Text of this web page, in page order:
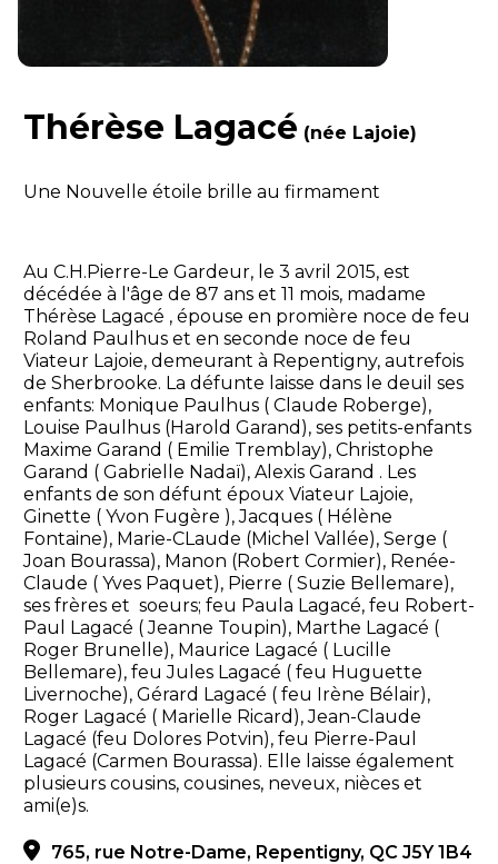
Thérèse Lagacé (née Lajoie)
Une Nouvelle étoile brille au firmament
Au C.H.Pierre-Le Gardeur, le 3 avril 2015, est
décédée à l'âge de 87 ans et 11 mois, madame
Thérèse Lagacé , épouse en promière noce de feu
Roland Paulhus et en seconde noce de feu
Viateur Lajoie, demeurant à Repentigny, autrefois
de Sherbrooke. La défunte laisse dans le deuil ses
enfants: Monique Paulhus ( Claude Roberge),
Louise Paulhus (Harold Garand), ses petits-enfants
Maxime Garand ( Emilie Tremblay), Christophe
Garand ( Gabrielle Nadaï), Alexis Garand . Les
enfants de son défunt époux Viateur Lajoie,
Ginette ( Yvon Fugère ), Jacques ( Hélène
Fontaine), Marie-CLaude (Michel Vallée), Serge (
Joan Bourassa), Manon (Robert Cormier), Renée-
Claude ( Yves Paquet), Pierre ( Suzie Bellemare),
ses frères et soeurs; feu Paula Lagacé, feu Robert-
Paul Lagacé ( Jeanne Toupin), Marthe Lagacé (
Roger Brunelle), Maurice Lagacé ( Lucille
Bellemare), feu Jules Lagacé ( feu Huguette
Livernoche), Gérard Lagacé ( feu Irène Bélair),
Roger Lagacé ( Marielle Ricard), Jean-Claude
Lagacé (feu Dolores Potvin), feu Pierre-Paul
Lagacé (Carmen Bourassa). Elle laisse également
plusieurs cousins, cousines, neveux, nièces et
ami(e)s.
765, rue Notre-Dame, Repentigny, QC J5Y 1B4